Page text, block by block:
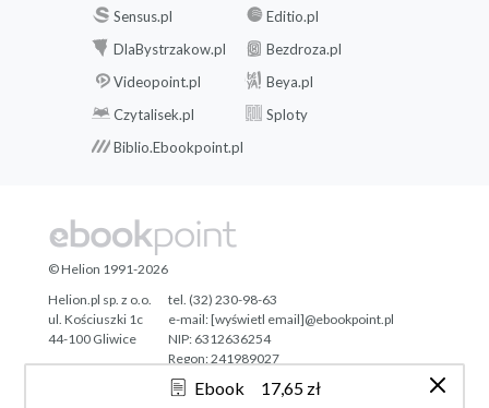
Ebook 17,65 zł
Sensus.pl
Editio.pl
DlaBystrzakow.pl
Bezdroza.pl
Videopoint.pl
Beya.pl
Czytalisek.pl
Sploty
Biblio.Ebookpoint.pl
Tonik.pl
© Helion 1991-2026
Helion.pl sp. z o.o.
ul. Kościuszki 1c
44-100 Gliwice
tel. (32) 230-98-63
e-mail:[wyświetl email]@ebookpoint.pl
NIP: 6312636254
Regon: 241989027